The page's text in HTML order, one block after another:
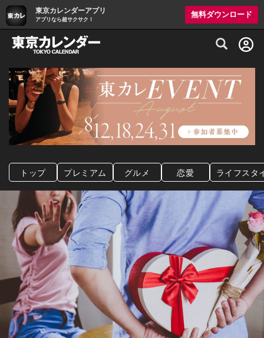
東京カレンダーアプリ
アプリなら超サクサク！
無料ダウンロード
グルメ情報・プレミアムレストラン予約
トップ プレミアム グルメ 恋愛 ライフスタ